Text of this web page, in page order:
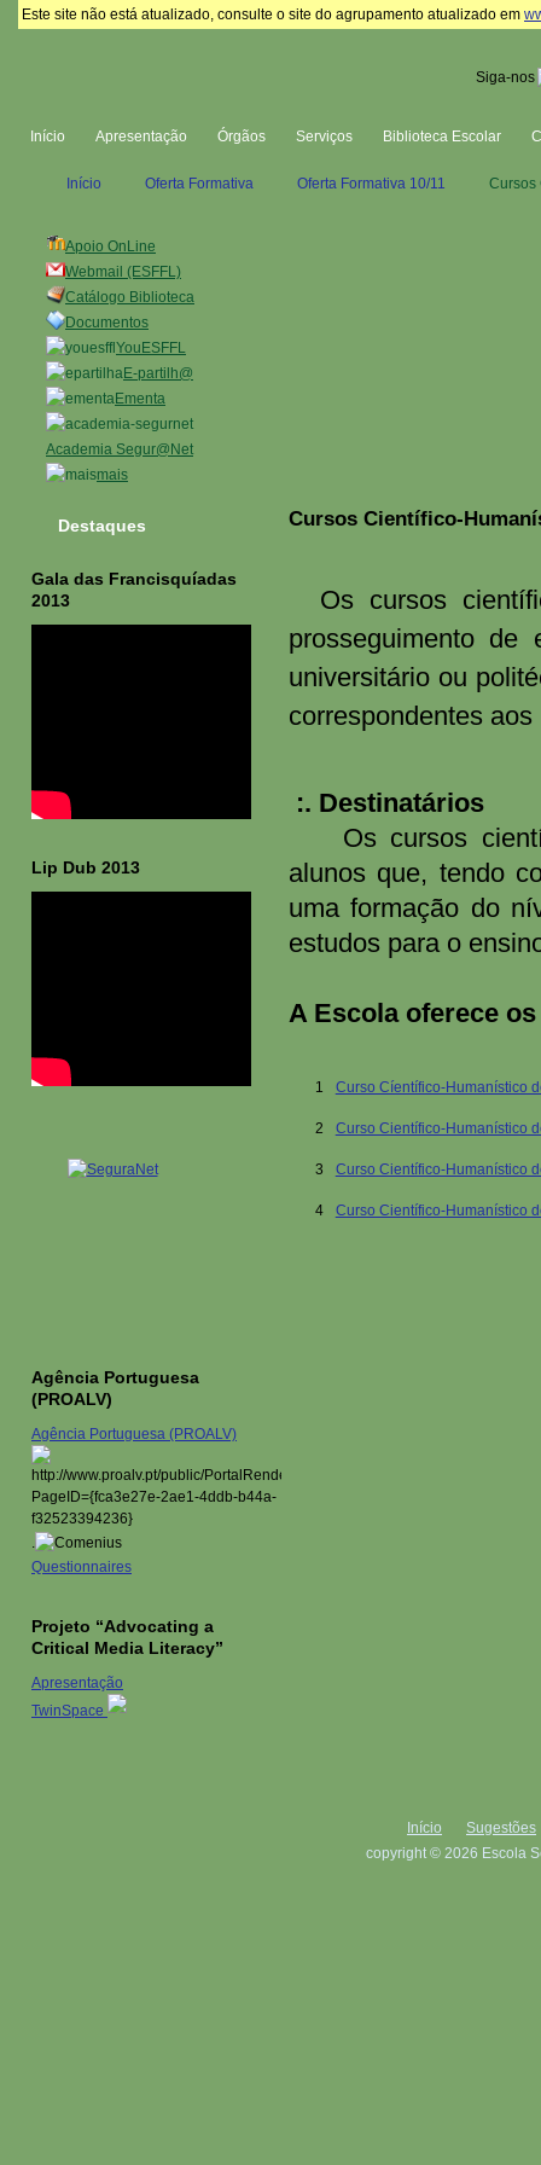
Este site não está atualizado, consulte o site do agrupamento atualizado em
Siga-nos
Início Apresentação Órgãos Serviços Biblioteca Escolar
Apoio OnLine
Webmail (ESFFL)
Catálogo Biblioteca
Documentos
YouESFFL
E-partilh@
Ementa
Academia Segur@Net
mais
Início Oferta Formativa Oferta Formativa 10/11 Cursos
Cursos Científico-
Os cursos
prosseguimento
universitário ou
correspondentes aos
:. Destinatários
Os cursos
alunos que, tendo
uma formação do
estudos para o
A Escola oferece
1 Curso Cíentífico-Humanístico
2 Curso Científico-Humanístico
3 Curso Científico-Humanístico
4 Curso Científico-Humanístico
Destaques
Gala das Francisquíadas
2013
Lip Dub 2013
Agência Portuguesa
(PROALV)
Agência Portuguesa (PROALV)
.
Questionnaires
Projeto “Advocating a
Critical Media Literacy”
Apresentação
TwinSpace
Início
Sugestões
copyright © 2026 Escola